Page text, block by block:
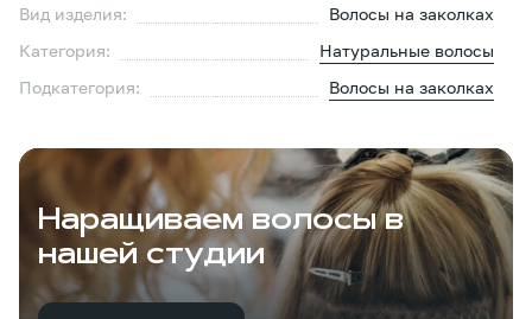
Вид изделия:
Волосы на заколках
Категория:
Натуральные волосы
Подкатегория:
Волосы на заколках
Наращиваем волосы в
нашей студии